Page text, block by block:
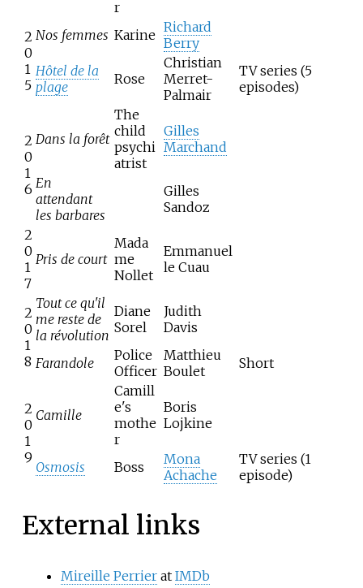
r
2
0
1
5
Nos femmes Karine Richard
Berry
Hôtel de la
plage
Rose
Christian
Merret-
Palmair
TV series (5
episodes)
2
0
1
6
Dans la forêt
The
child
psychi
atrist
Gilles
Marchand
En
attendant
les barbares
Gilles
Sandoz
2
0
1
7
Pris de court
Mada
me
Nollet
Emmanuel
le Cuau
2
0
1
8
Tout ce qu'il
me reste de
la révolution
Diane
Sorel
Judith
Davis
Farandole
Police
Officer
Matthieu
Boulet
Short
2
0
1
9
Camille
Camill
e's
mothe
r
Boris
Lojkine
Osmosis Boss
Mona
Achache
TV series (1
episode)
External links
Mireille Perrier at IMDb